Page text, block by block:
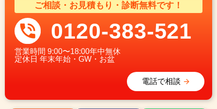
ご相談・お見積もり・診断無料です！
0120-383-521
営業時間 9:00〜18:00年中無休
定休日 年末年始・GW・お盆
電話で相談